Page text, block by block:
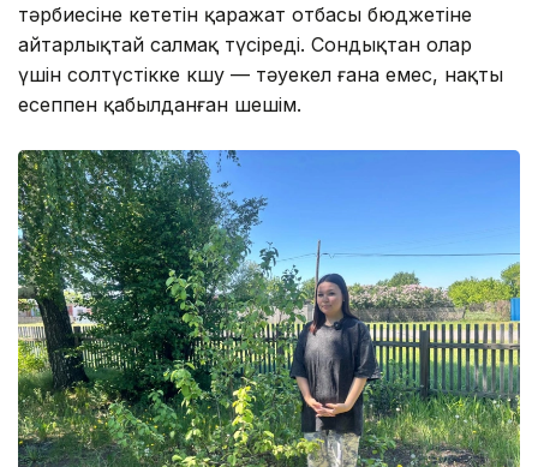
тәрбиесіне кететін қаражат отбасы бюджетіне
айтарлықтай салмақ түсіреді. Сондықтан олар
үшін солтүстікке көшу — тәуекел ғана емес, нақты
есеппен қабылданған шешім.